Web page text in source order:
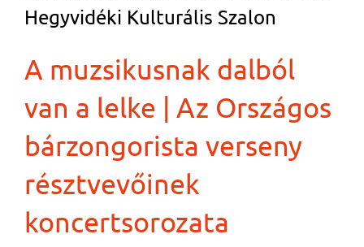
Hegyvidéki Kulturális Szalon
A muzsikusnak dalból
van a lelke | Az Országos
bárzongorista verseny
résztvevőinek
koncertsorozata